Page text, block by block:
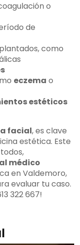
o
de
como
eczema o
estéticos
facial, es clave
estética. Este
médico
en Valdemoro,
evaluar tu caso.
322 667!